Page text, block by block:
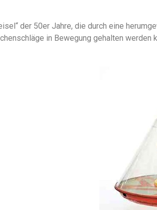
der 50er Jahre, die durch eine
in Bewegung gehalten werden